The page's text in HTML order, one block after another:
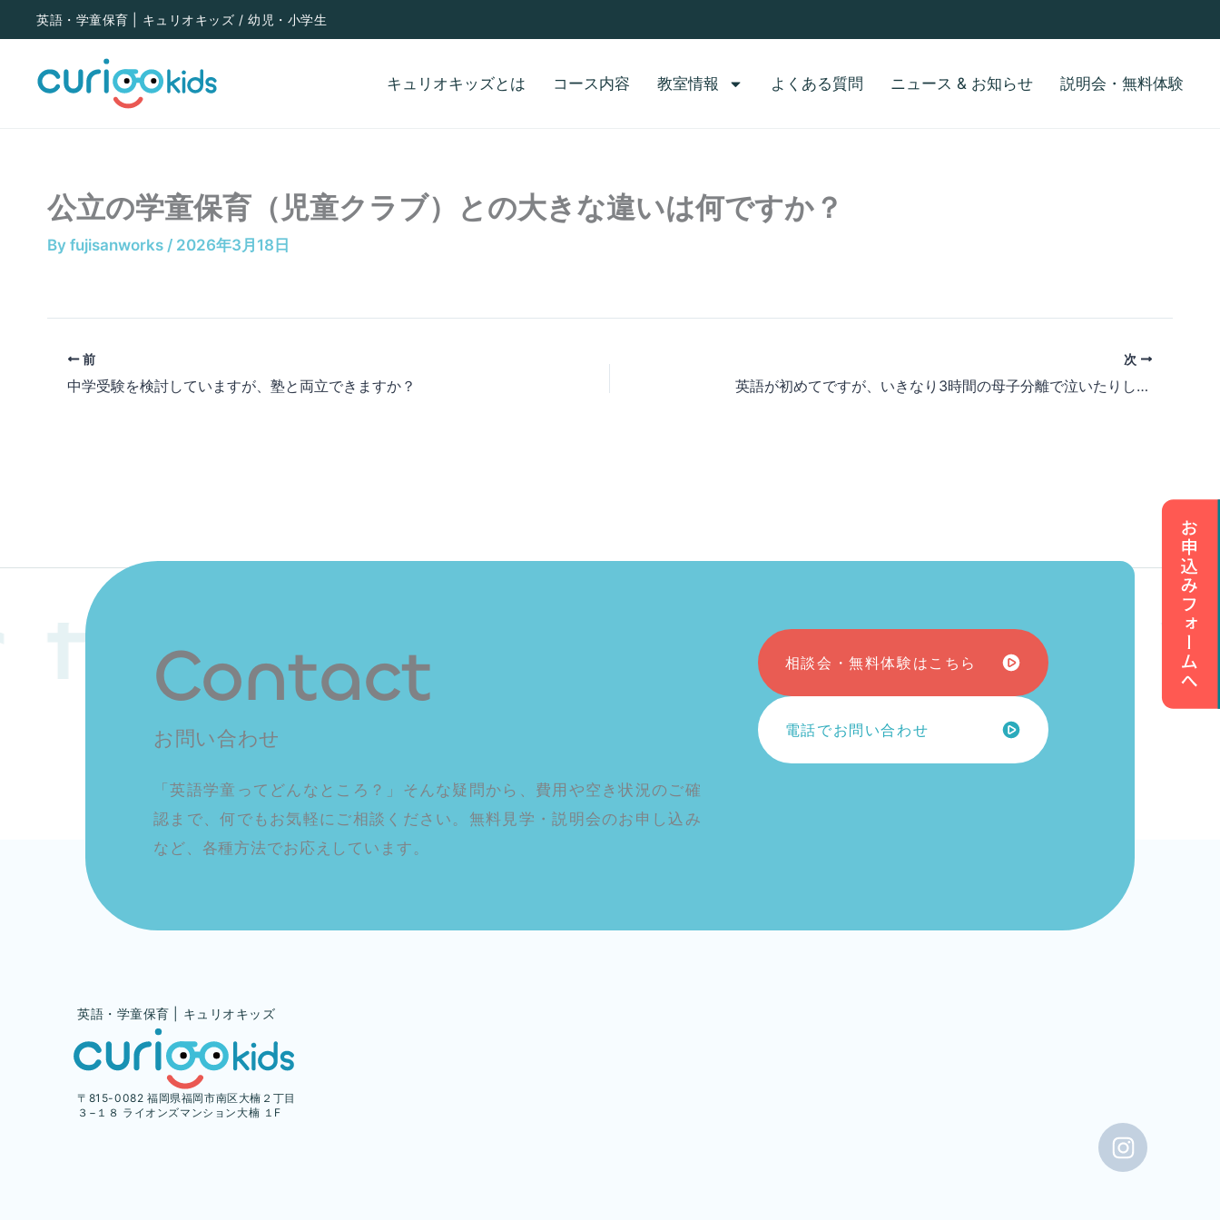
英語・学童保育 | キュリオキッズ / 幼児・小学生
キュリオキッズとは コース内容 教室情報 よくある質問 ニュース & お知らせ 説明会・無料体験
公立の学童保育（児童クラブ）との大きな違いは何ですか？
By fujisanworks / 2026年3月18日
前
中学受験を検討していますが、塾と両立できますか？
次
英語が初めてですが、いきなり3時間の母子分離で泣いたりしませんか？
future is awesome
Contact
お問い合わせ
「英語学童ってどんなところ？」そんな疑問から、費用や空き状況のご確
認まで、何でもお気軽にご相談ください。無料見学・説明会のお申し込み
など、各種方法でお応えしています。
相談会・無料体験はこちら
電話でお問い合わせ
英語・学童保育 | キュリオキッズ
〒815-0082 福岡県福岡市南区大楠２丁目
３−１８ ライオンズマンション大楠 １F